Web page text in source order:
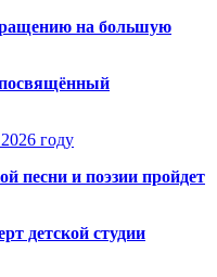
на большую
году
песни и поэзии пройдет
детской студии